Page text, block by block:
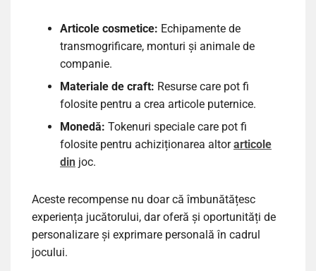
Articole cosmetice: Echipamente de
transmogrificare, monturi și animale de
companie.
Materiale de craft: Resurse care pot fi
folosite pentru a crea articole puternice.
Monedă: Tokenuri speciale care pot fi
folosite pentru achiziționarea altorarticole
din joc.
Aceste recompense nu doar că îmbunătățesc
experiența jucătorului, dar oferă și oportunități de
personalizare și exprimare personală în cadrul
jocului.